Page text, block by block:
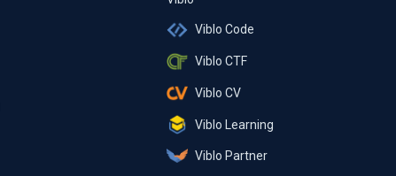
Viblo Code
Viblo CTF
Viblo CV
Viblo Learning
Viblo Partner